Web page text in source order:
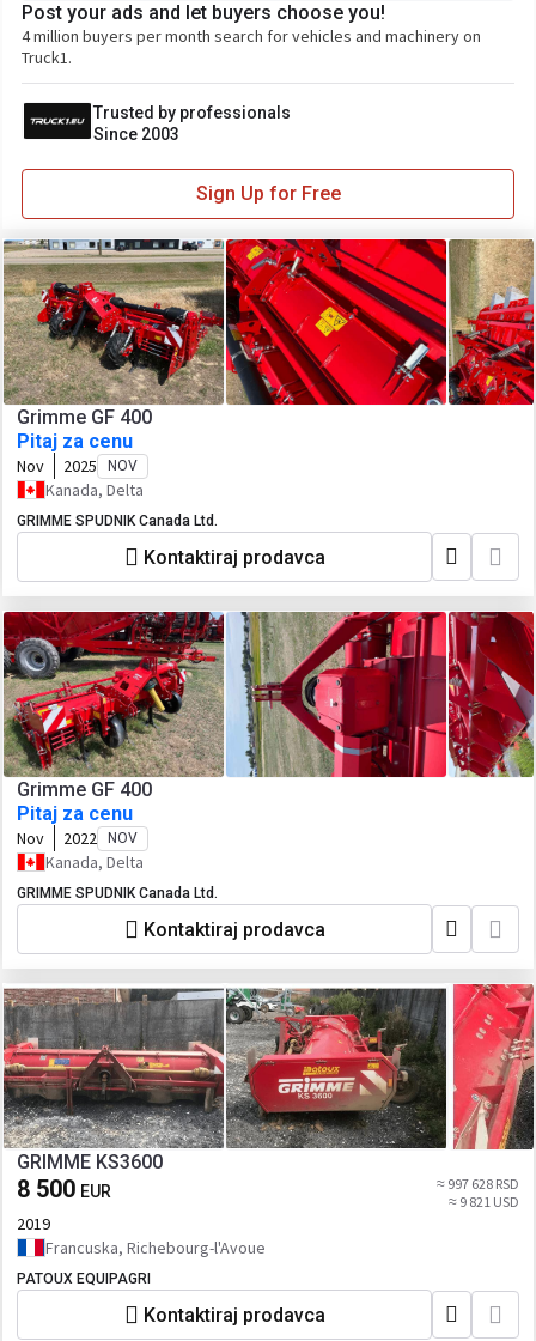
Post your ads and let buyers choose you!
4 million buyers per month search for vehicles and machinery on
Truck1.
Trusted by professionals
Since 2003
Sign Up for Free
Grimme GF 400
Pitaj za cenu
Nov 2025 NOV
Kanada, Delta
GRIMME SPUDNIK Canada Ltd.
Kontaktiraj prodavca
Grimme GF 400
Pitaj za cenu
Nov 2022 NOV
Kanada, Delta
GRIMME SPUDNIK Canada Ltd.
Kontaktiraj prodavca
GRIMME KS3600
8 500 EUR
≈ 997 628 RSD
≈ 9 821 USD
2019
Francuska, Richebourg-l'Avoue
PATOUX EQUIPAGRI
Kontaktiraj prodavca